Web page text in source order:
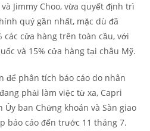
Jimmy Choo, vừa quyết định trì
quý gần nhất, mặc dù đã
cửa hàng trên toàn cầu, với
và 15% cửa hàng tại châu Mỹ.
để phân tích báo cáo do nhân
phải làm việc từ xa, Capri
ban Chứng khoán và Sàn giao
báo cáo đến trước 11 tháng 7.